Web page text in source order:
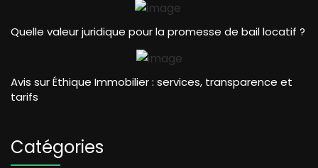
Quelle valeur juridique pour la promesse de bail locatif ?
Avis sur Éthique Immobilier : services, transparence et
tarifs
Catégories